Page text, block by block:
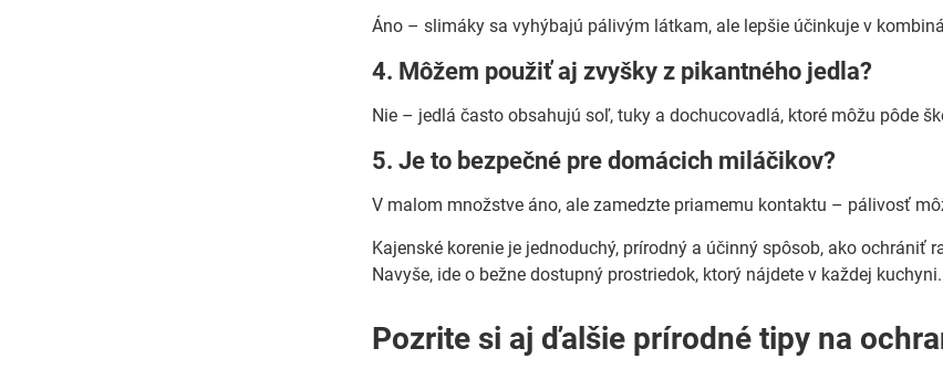
Áno – slimáky sa vyhýbajú pálivým látkam, ale lepšie účinkuje v
4. Môžem použiť aj zvyšky z pikantného jedla?
Nie – jedlá často obsahujú soľ, tuky a dochucovadlá, ktoré môžu pôde
5. Je to bezpečné pre domácich miláčikov?
V malom množstve áno, ale zamedzte priamemu kontaktu – pálivosť
Kajenské korenie je jednoduchý, prírodný a účinný spôsob, ako
Navyše, ide o bežne dostupný prostriedok, ktorý nájdete v každej kuchyni.
Pozrite si aj ďalšie prírodné tipy na